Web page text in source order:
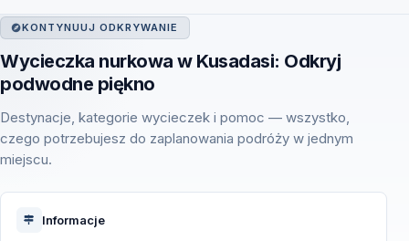
KONTYNUUJ ODKRYWANIE
Wycieczka nurkowa w Kusadasi: Odkryj
podwodne piękno
Destynacje, kategorie wycieczek i pomoc — wszystko,
czego potrzebujesz do zaplanowania podróży w jednym
miejscu.
Informacje